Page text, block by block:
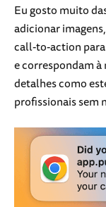
Eu gosto muito
adicionar
call-to-action
e correspondam à
detalhes como
profissionais sem